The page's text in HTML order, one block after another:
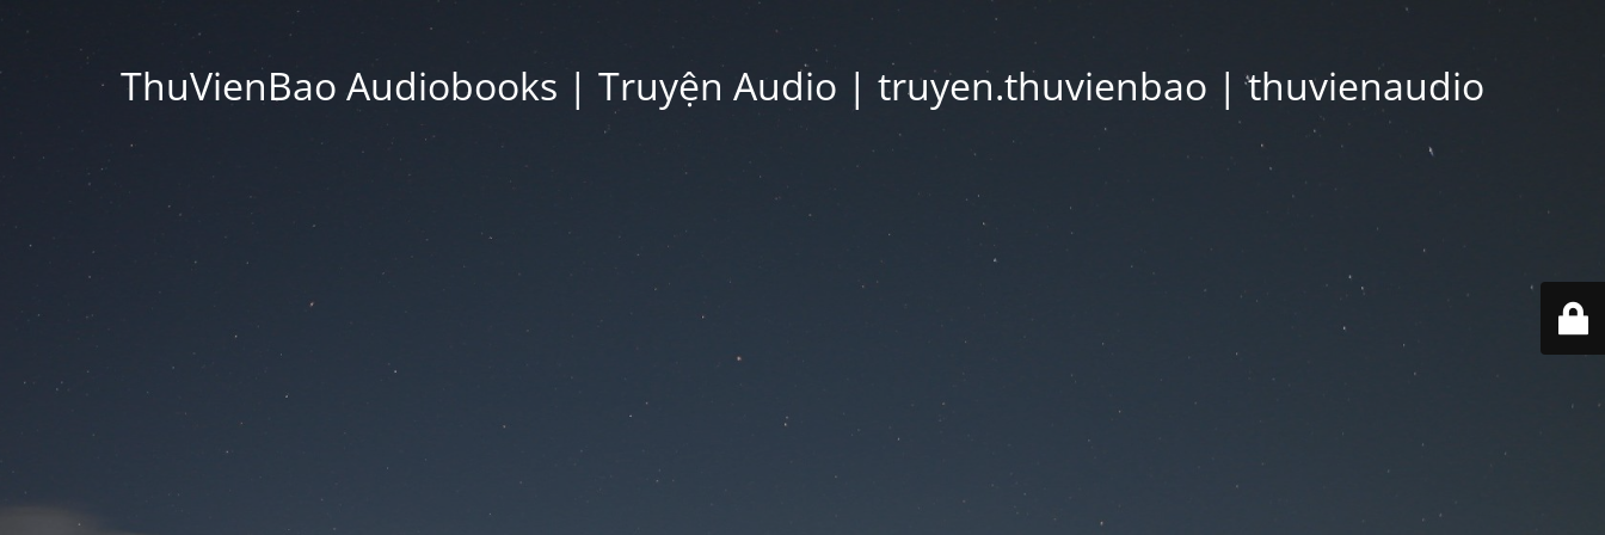
ThuVienBao Audiobooks | Truyện Audio | truyen.thuvienbao | thuvienaudio